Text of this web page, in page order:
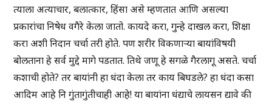
त्याला अत्याचार, बलात्कार, हिंसा असे म्हणतात आणि असल्या
प्रकारांचा निषेध वगैरे केला जातो. कायदे करा, गुन्हे दाखल करा, शिक्षा
करा अशी निदान चर्चा तरी होते. पण शरीर विकणाऱ्या बायांविषयी
बोलताना हे सर्व मुद्दे मागे पडतात. तिथे जणू हे सगळे गैरलागू असते. चर्चा
कशाची होते? तर बायांनी हा धंदा केला तर काय बिघडले? हा धंदा कसा
आदिम आहे नि गुंतागुंतीचाही आहे! या बायांना धंद्याचे लायसन द्यावे की